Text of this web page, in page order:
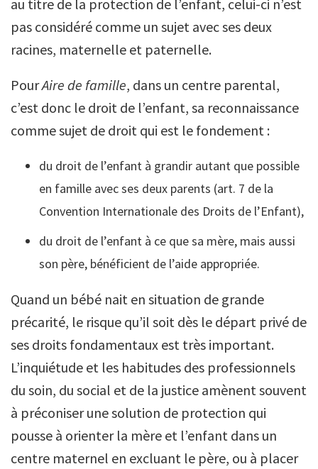
au titre de la protection de l’enfant, celui-ci n’est
pas considéré comme un sujet avec ses deux
racines, maternelle et paternelle.
PourAire de famille, dans un centre parental,
c’est donc le droit de l’enfant, sa reconnaissance
comme sujet de droit qui est le fondement :
du droit de l’enfant à grandir autant que possible
en famille avec ses deux parents (art. 7 de la
Convention Internationale des Droits de l’Enfant),
du droit de l’enfant à ce que sa mère, mais aussi
son père, bénéficient de l’aide appropriée.
Quand un bébé nait en situation de grande
précarité, le risque qu’il soit dès le départ privé de
ses droits fondamentaux est très important.
L’inquiétude et les habitudes des professionnels
du soin, du social et de la justice amènent souvent
à préconiser une solution de protection qui
pousse à orienter la mère et l’enfant dans un
centre maternel en excluant le père, ou à placer